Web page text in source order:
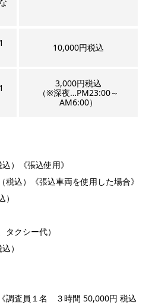
10,000円税込
3,000円税込
（※深夜…PM23:00～
AM6:00）
）《張込使用》
込）《張込車両を使用した場合》
タクシー代）
）
調査員１名 ３時間 50,000円 税込